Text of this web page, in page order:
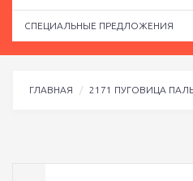
СПЕЦИАЛЬНЫЕ ПРЕДЛОЖЕНИЯ
ГЛАВНАЯ 2171 ПУГОВИЦА